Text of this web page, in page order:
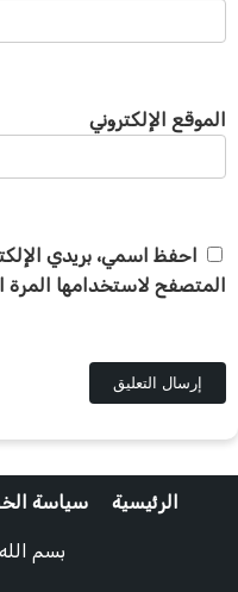
الموقع الإلكتروني
احفظ اسمي، بريدي
المتصفح لاستخدامها المرة
الرئيسية سياسة
بسم